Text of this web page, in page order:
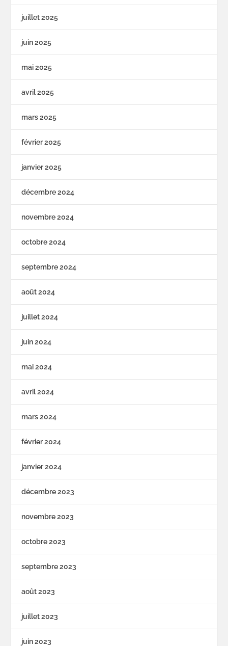
juillet 2025
juin 2025
mai 2025
avril 2025
mars 2025
février 2025
janvier 2025
décembre 2024
novembre 2024
octobre 2024
septembre 2024
août 2024
juillet 2024
juin 2024
mai 2024
avril 2024
mars 2024
février 2024
janvier 2024
décembre 2023
novembre 2023
octobre 2023
septembre 2023
août 2023
juillet 2023
juin 2023